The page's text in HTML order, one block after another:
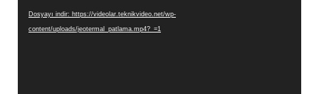
Dosyayı indir: https://videolar.teknikvideo.net/wp-
content/uploads/jeotermal_patlama.mp4?_=1